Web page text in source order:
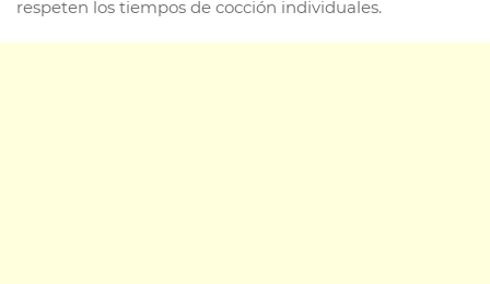
respeten los tiempos de cocción individuales.